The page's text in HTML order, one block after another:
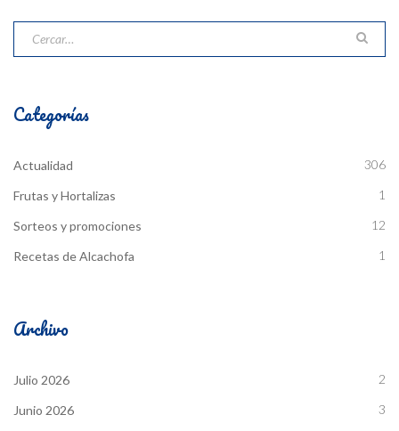
Categorías
Actualidad 306
Frutas y Hortalizas 1
Sorteos y promociones 12
Recetas de Alcachofa 1
Archivo
Julio 2026 2
Junio 2026 3